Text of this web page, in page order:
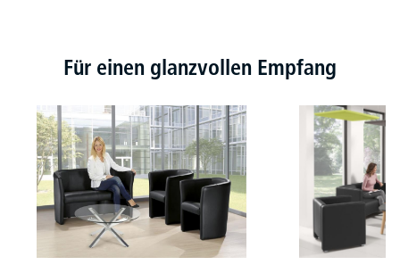
Produktgalerie überspringen
Für einen glanzvollen Empfang